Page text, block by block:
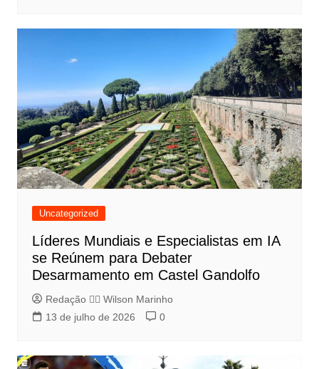
Uncategorized
Líderes Mundiais e Especialistas em IA
se Reúnem para Debater
Desarmamento em Castel Gandolfo
Redação 👨‍⚖️​ Wilson Marinho
13 de julho de 2026
0